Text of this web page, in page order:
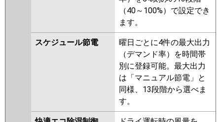
HRMP80EZ PLZ-ERMP80EEZ
PLZ-ERMP80EZ
ERMP80ELEZ
PLZ-HRMP80EFY PLZ-
HRMP80EY PLZ-ERMP80ELEY
PLZ-ERMP80EEY PLZ-ERMP80EY
PLZ-HRMP80EFGV
PLZ-
HRMP80EFV PLZ-HRMP80EV
PLZ-ERMP80EV
ERMP80ELEV PLZ-ERMP80EEV
（40～100%）で設定でき
ます。
スケジュール節電
曜日ごとに4件の最大出力
（デマンド率）を時間帯
別に登録可能。最大出力
は「マニュアル節電」と
同様、13段階から選べま
す。